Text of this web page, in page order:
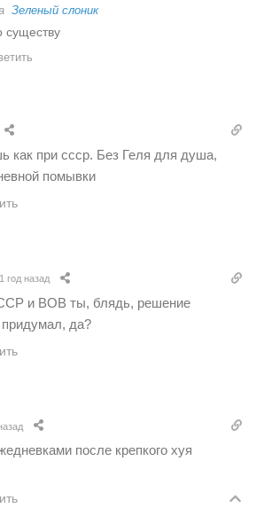
Зеленый слоник
существу
как при ссср. Без Геля для душа,
помывки
1 год назад
и ВОВ ты, блядь, решение
да?
после крепкого хуя